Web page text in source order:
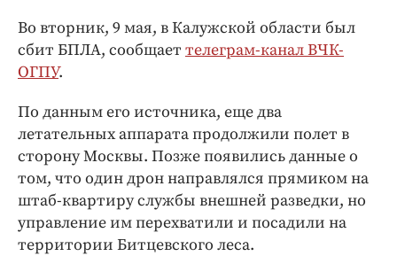
Интересное чтиво
Клиника года
Бренд года
Работодатель года
Во вторник, 9 мая, в Калужской области был
сбит БПЛА, сообщает телеграм-канал ВЧК-
ОГПУ.
По данным его источника, еще два
летательных аппарата продолжили полет в
сторону Москвы. Позже появились данные о
том, что один дрон направлялся прямиком на
штаб-квартиру службы внешней разведки, но
управление им перехватили и посадили на
территории Битцевского леса.